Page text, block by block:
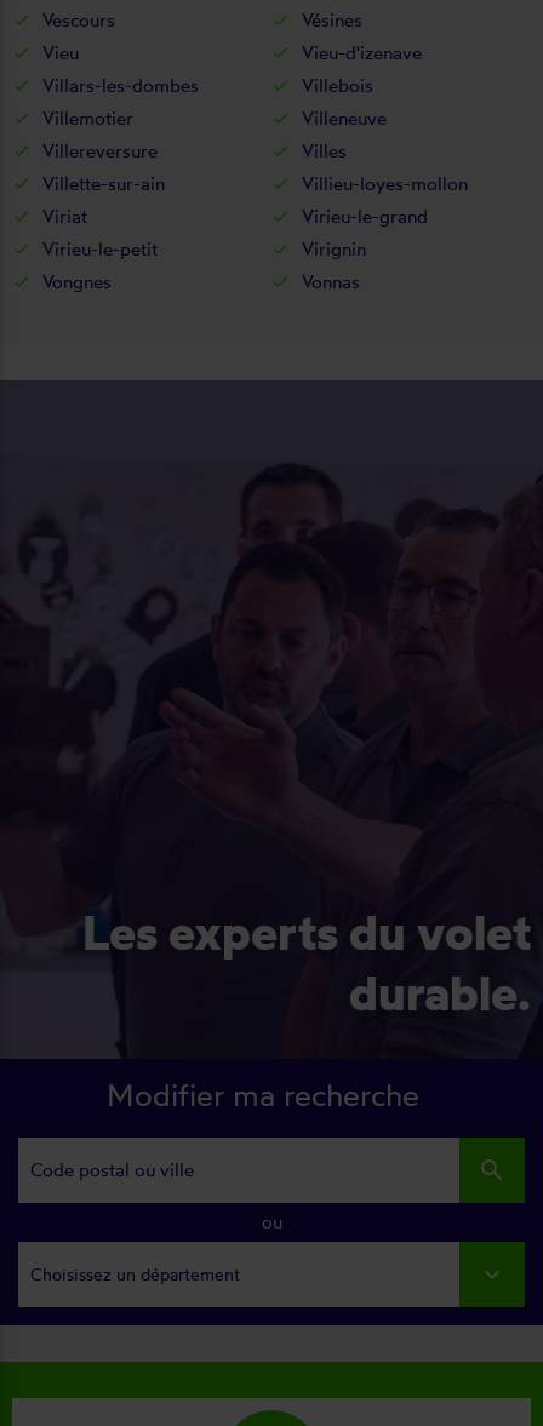
Vescours
Vésines
Vieu
Vieu-d'izenave
Villars-les-dombes
Villebois
Villemotier
Villeneuve
Villereversure
Villes
Villette-sur-ain
Villieu-loyes-mollon
Viriat
Virieu-le-grand
Virieu-le-petit
Virignin
Vongnes
Vonnas
Les experts du volet
durable.
Modifier ma recherche
search
ou
Choisissez un département